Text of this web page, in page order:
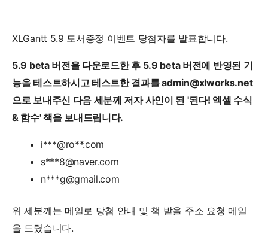
XLGantt 5.9 도서증정 이벤트 당첨자를 발표합니다.
5.9 beta 버전을 다운로드한 후 5.9 beta 버전에 반영된 기
능을 테스트하시고 테스트한 결과를 admin@xlworks.net
으로 보내주신 다음 세분께 저자 사인이 된 '된다! 엑셀 수식
& 함수' 책을 보내드립니다.
i***@ro**.com
s***8@naver.com
n***g@gmail.com
위 세분께는 메일로 당첨 안내 및 책 받을 주소 요청 메일
을 드렸습니다.